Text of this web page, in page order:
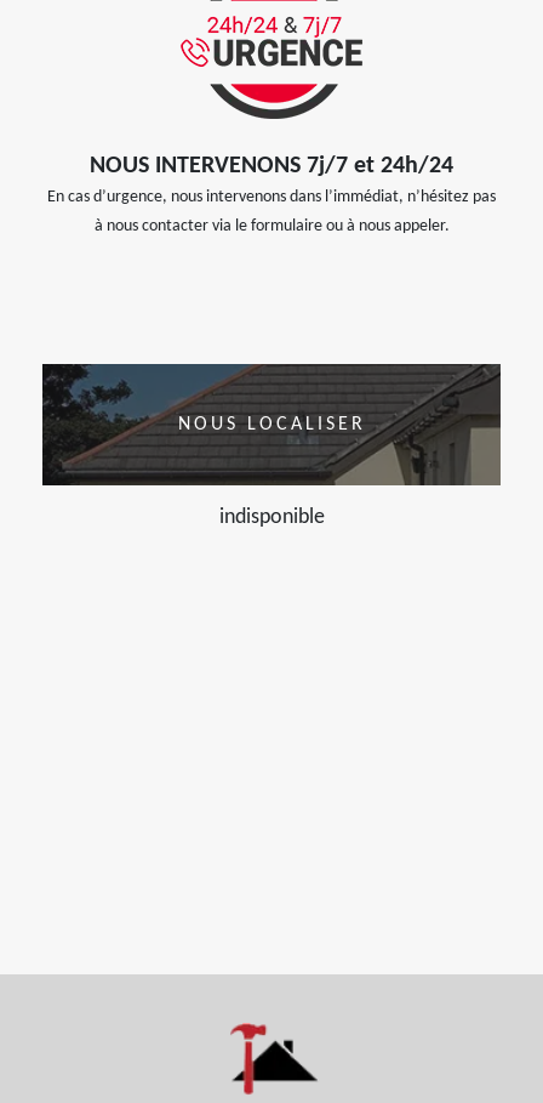
NOUS INTERVENONS 7j/7 et 24h/24
En cas d’urgence, nous intervenons dans l’immédiat, n’hésitez pas
à nous contacter via le formulaire ou à nous appeler.
NOUS LOCALISER
indisponible